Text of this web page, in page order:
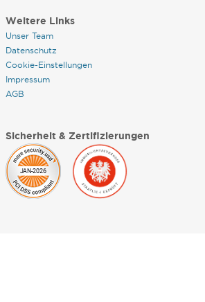
Weitere Links
Unser Team
Datenschutz
Cookie-Einstellungen
Impressum
AGB
Sicherheit & Zertifizierungen